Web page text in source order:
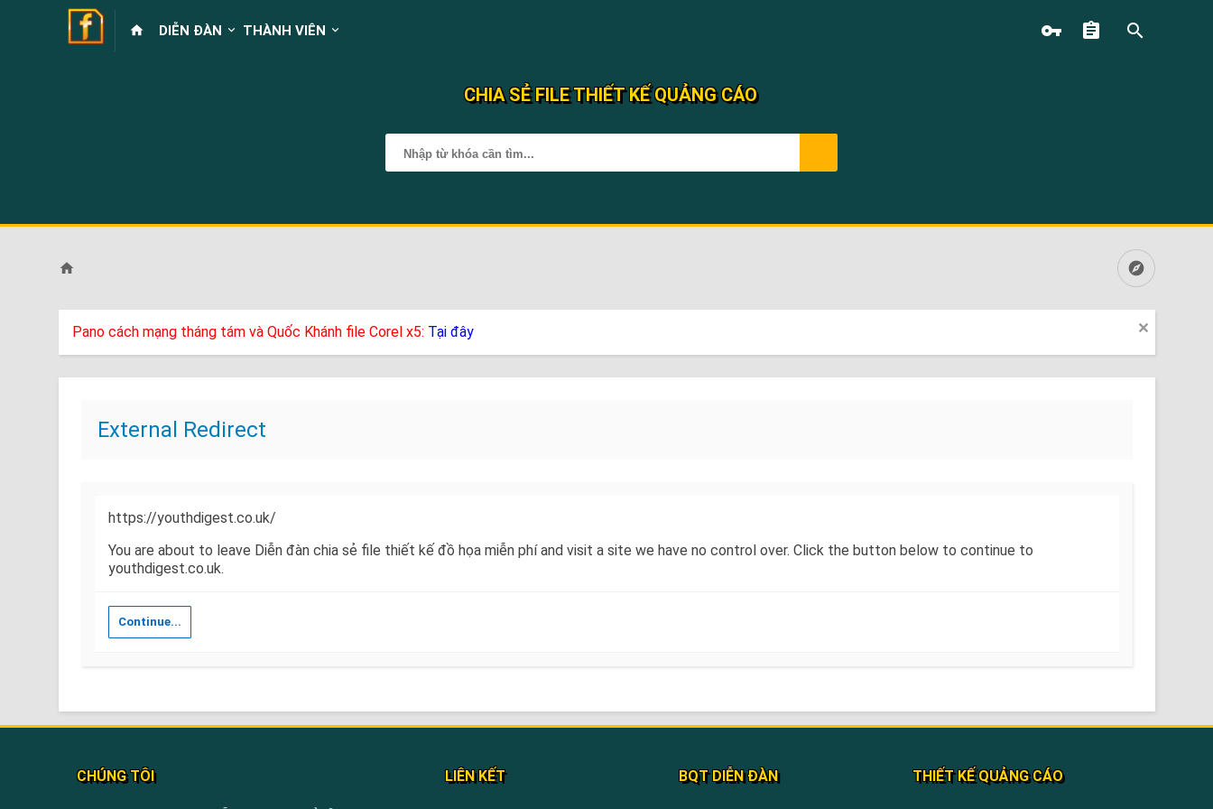
DIỄN ĐÀN THÀNH VIÊN
CHIA SẺ FILE THIẾT KẾ QUẢNG CÁO
Pano cách mạng tháng tám và Quốc Khánh file Corel x5: Tại đây
External Redirect
https://youthdigest.co.uk/
You are about to leave Diễn đàn chia sẻ file thiết kế đồ họa miễn phí and visit a site we have no control over. Click the button below to continue to
youthdigest.co.uk.
Continue...
CHÚNG TÔI LIÊN KẾT BQT DIỄN ĐÀN THIẾT KẾ QUẢNG CÁO